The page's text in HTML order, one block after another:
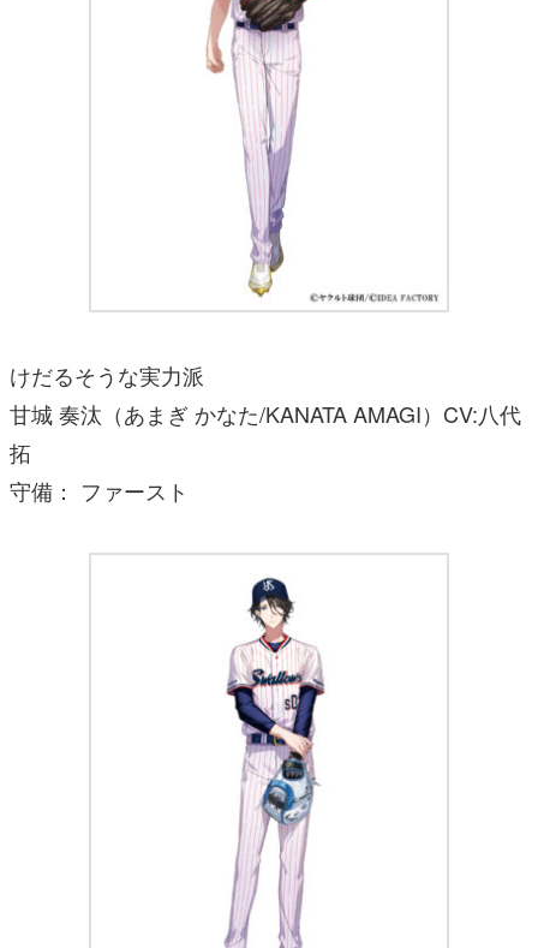
けだるそうな実力派
甘城 奏汰（あまぎ かなた/KANATA AMAGI）CV:八代
拓
守備： ファースト